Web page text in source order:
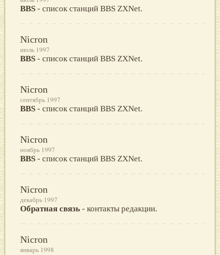
BBS - список станций BBS ZXNet.
Nicron
июль 1997
BBS - список станций BBS ZXNet.
Nicron
сентябрь 1997
BBS - список станций BBS ZXNet.
Nicron
ноябрь 1997
BBS - список станций BBS ZXNet.
Nicron
декабрь 1997
Обратная связь - контакты редакции.
Nicron
январь 1998